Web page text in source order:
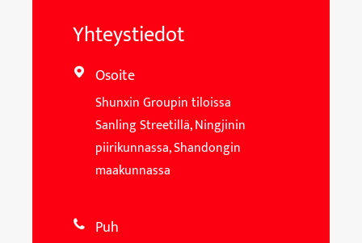
Yhteystiedot
 Osoite
Shunxin Groupin tiloissa
Sanling Streetillä, Ningjinin
piirikunnassa, Shandongin
maakunnassa
 Puh